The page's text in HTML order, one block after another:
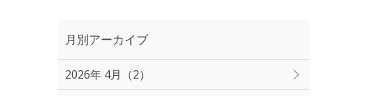
月別アーカイブ
2026年 4月（2）